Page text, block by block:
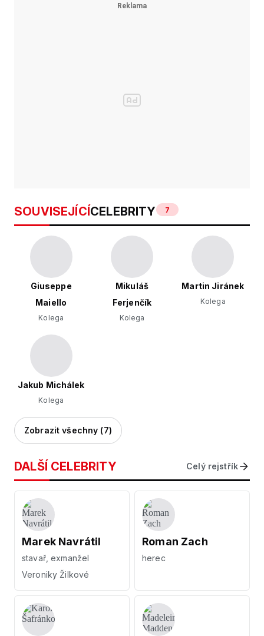
SOUVISEJÍCÍCELEBRITY 7
Giuseppe
Maiello
Kolega
Mikuláš
Ferjenčík
Kolega
Martin Jiránek
Kolega
Jakub Michálek
Kolega
Zobrazit všechny (7)
DALŠÍ CELEBRITY Celý rejstřík
Marek Navrátil
stavař, exmanžel
Veroniky Žilkové
Roman Zach
herec